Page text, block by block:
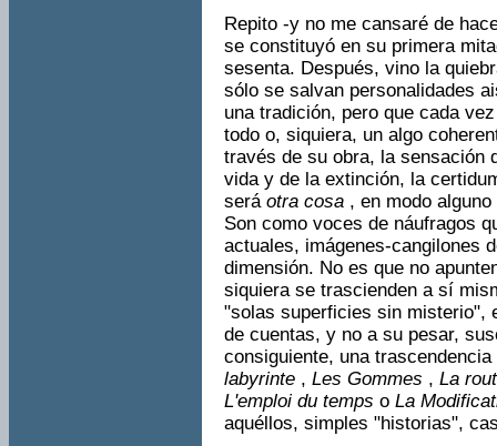
Repito -y no me cansaré de
se constituyó en su primera
sesenta. Des­pués, vino la
sólo se salvan personalidades
una tradición, pero que cada
todo o, siquiera, un algo
través de su obra, la sensación
vida y de la extinción, la
será otra cosa , en modo
Son como voces de náufragos
actuales, imágenes-cangilones
dimensión. No es que no
siquiera se trascienden a sí
"solas superficies sin misterio",
de cuentas, y no a su pesar,
consiguiente, una
labyrinte , Les Gommes , La
L'emploi du temps o La
aquéllos, simples "historias",